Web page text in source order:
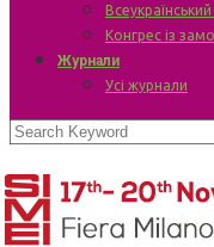
Конгрес із
Журнали
Усі журнали